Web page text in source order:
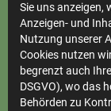
Sie uns anzeigen,
Anzeigen- und
Nutzung unserer
Cookies nutzen
begrenzt auch
DSGVO), wo das
Behörden zu
Vertrieb
Impressum
Datenschutz